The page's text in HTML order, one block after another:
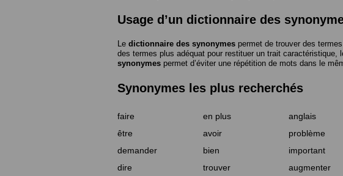
Usage d’un dictionnaire des
Le dictionnaire des synonymes permet de trouver des
des termes plus adéquat pour restituer un trait
synonymes permet d’éviter une répétition de mots dans le
Synonymes les plus recherchés
faire en plus anglais
être
avoir problème
demander
bien important
dire
trouver augmenter